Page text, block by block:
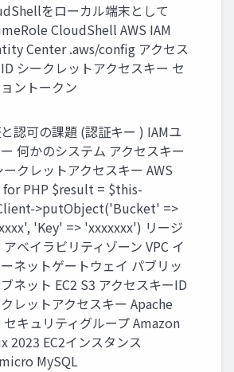
をローカル端末として
CloudShell AWS IAM
Center .aws/config アクセス
シークレットアクセスキー セ
ントークン
認可の課題 (認証キー ) IAMユ
何かのシステム アクセスキー
ークレットアクセスキー AWS
for PHP $result = $this-
>putObject('Bucket' =>
'Key' => 'xxxxxxx') リージ
アベイラビリティゾーン VPC イ
ネットゲートウェイ パブリッ
ネット EC2 S3 アクセスキーID
レットアクセスキー Apache
セキュリティグループ Amazon
2023 EC2インスタンス
MySQL